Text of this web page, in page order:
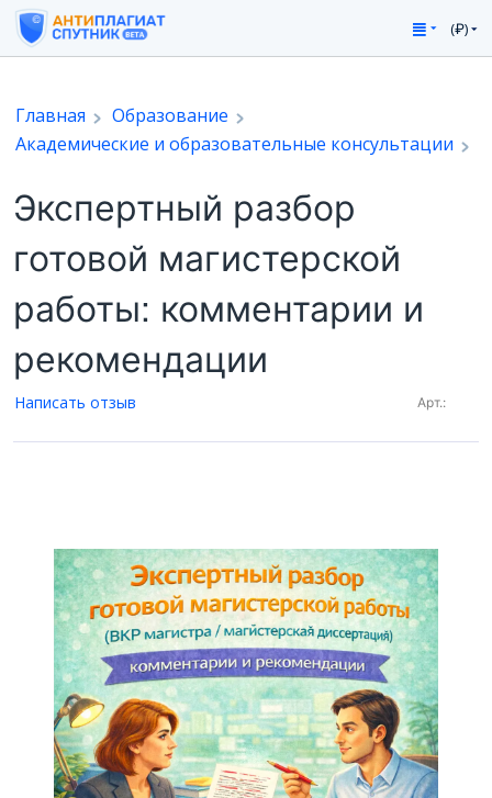
(₽)
Главная
Образование
Академические и образовательные консультации
Экспертный разбор
готовой магистерской
работы: комментарии и
рекомендации
Написать отзыв Арт.: